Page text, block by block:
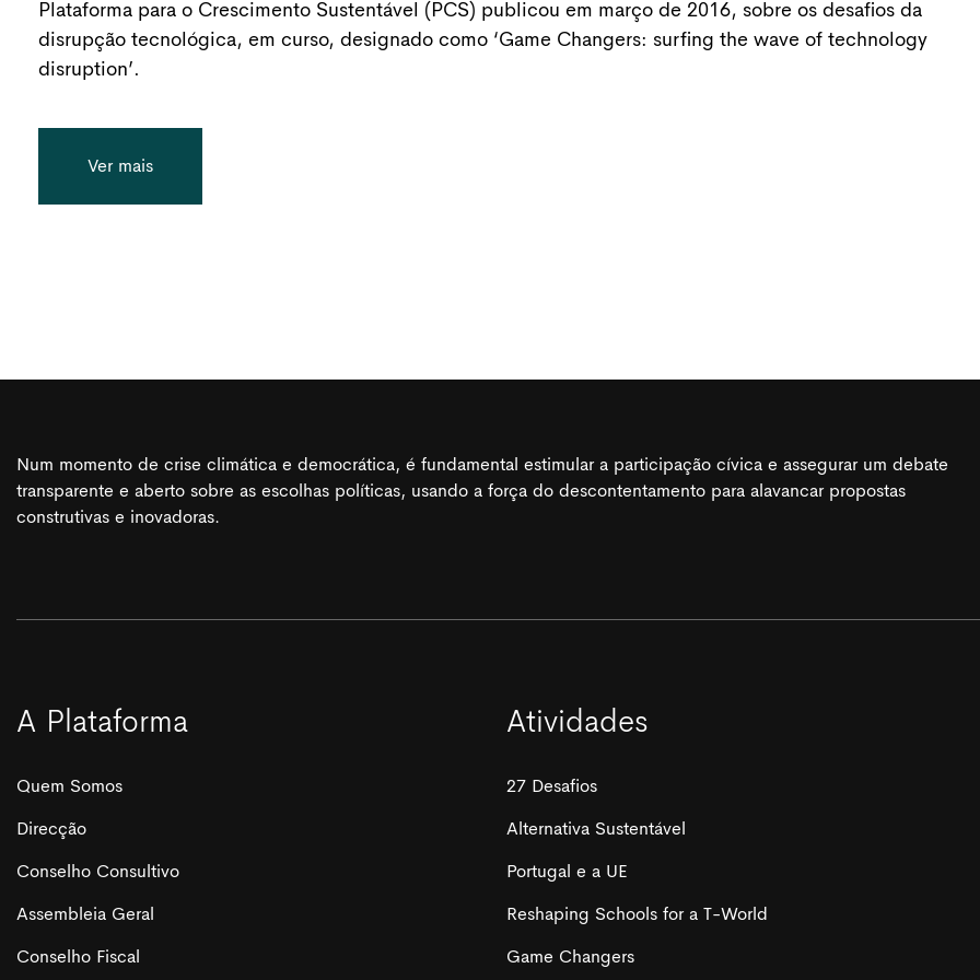
Plataforma para o Crescimento Sustentável (PCS) publicou em março de 2016, sobre os desafios da
disrupção tecnológica, em curso, designado como ‘Game Changers: surfing the wave of technology
disruption’.
Ver mais
Num momento de crise climática e democrática, é fundamental estimular a participação cívica e assegurar um debate
transparente e aberto sobre as escolhas políticas, usando a força do descontentamento para alavancar propostas
construtivas e inovadoras.
A Plataforma
Quem Somos
Direcção
Conselho Consultivo
Assembleia Geral
Conselho Fiscal
Atividades
27 Desafios
Alternativa Sustentável
Portugal e a UE
Reshaping Schools for a T-World
Game Changers